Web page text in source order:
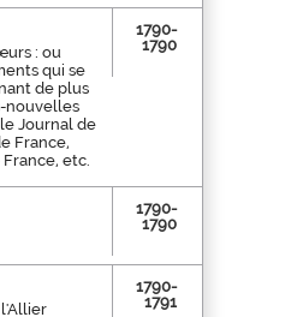
: ou
qui se
de plus
nouvelles
Journal de
France,
etc.
1790-
1790
1790-
1790
1790-
1791